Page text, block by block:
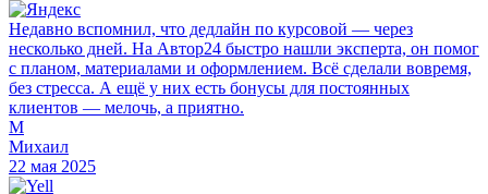
Недавно вспомнил, что дедлайн по курсовой — через
несколько дней. На Автор24 быстро нашли эксперта, он помог
с планом, материалами и оформлением. Всё сделали вовремя,
без стресса. А ещё у них есть бонусы для постоянных
клиентов — мелочь, а приятно.
М
Михаил
22 мая 2025